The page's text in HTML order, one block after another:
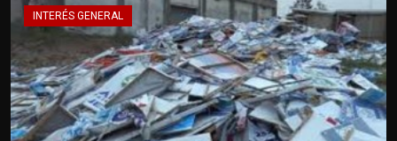
INTERÉS GENERAL